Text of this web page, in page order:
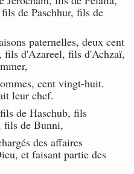
de Paschhur, fils de
paternelles, deux cent
fils d'Azareel, fils d'Achzaï,
cent vingt-huit.
leur chef.
de Haschub, fils
fils de Bunni,
des affaires
et faisant partie des